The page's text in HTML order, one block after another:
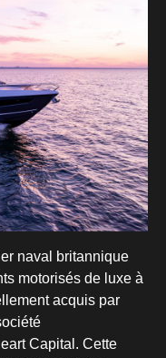
naval britannique
motorisés de luxe à
acquis par
Capital. Cette